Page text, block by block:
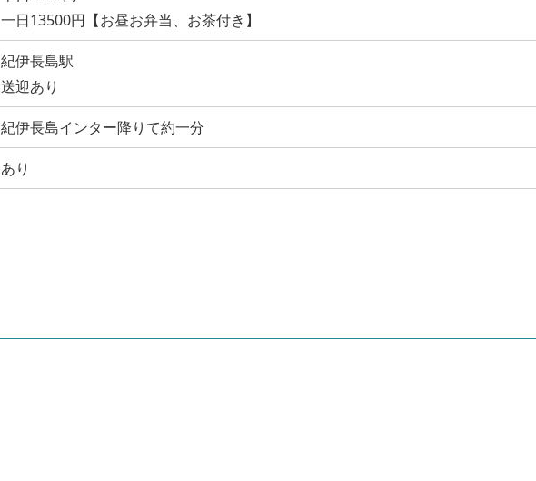
一日13500円【お昼お弁当、お茶付き】
紀伊長島駅
送迎あり
紀伊長島インター降りて約一分
あり